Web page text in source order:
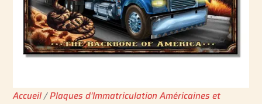
Accueil/Plaques d'Immatriculation Américaines et